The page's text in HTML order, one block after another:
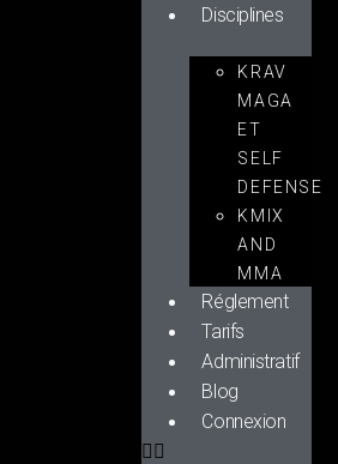
Disciplines
KRAV
MAGA
ET
SELF
DEFENSE
KMIX
AND
MMA
Réglement
Tarifs
Administratif
Blog
Connexion